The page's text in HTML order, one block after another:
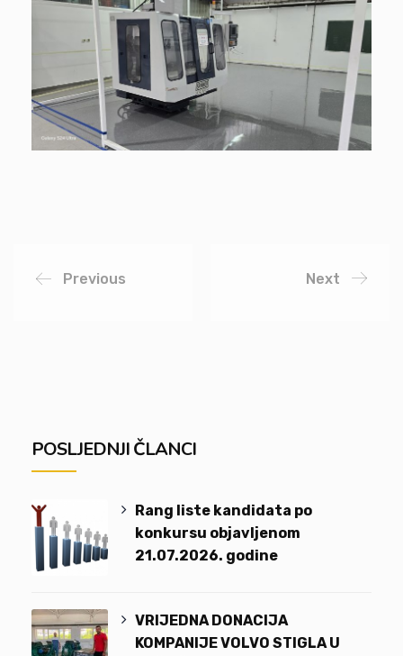
Previous Next
POSLJEDNJI ČLANCI
Rang liste kandidata po
konkursu objavljenom
21.07.2026. godine
VRIJEDNA DONACIJA
KOMPANIJE VOLVO STIGLA U